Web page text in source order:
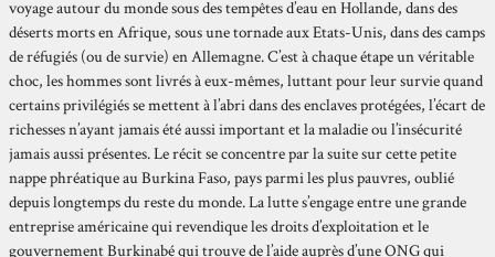
voyage autour du monde sous des tempêtes d’eau en Hollande, dans des
déserts morts en Afrique, sous une tornade aux Etats-Unis, dans des camps
de réfugiés (ou de survie) en Allemagne. C’est à chaque étape un véritable
choc, les hommes sont livrés à eux-mêmes, luttant pour leur survie quand
certains privilégiés se mettent à l’abri dans des enclaves protégées, l’écart de
richesses n’ayant jamais été aussi important et la maladie ou l’insécurité
jamais aussi présentes. Le récit se concentre par la suite sur cette petite
nappe phréatique au Burkina Faso, pays parmi les plus pauvres, oublié
depuis longtemps du reste du monde. La lutte s’engage entre une grande
entreprise américaine qui revendique les droits d’exploitation et le
gouvernement Burkinabé qui trouve de l’aide auprès d’une ONG qui